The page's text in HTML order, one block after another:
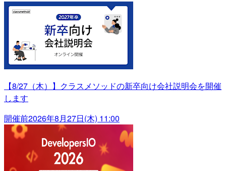
【8/27（木）】クラスメソッドの新卒向け会社説明会を開催
します
開催前2026年8月27日(木) 11:00